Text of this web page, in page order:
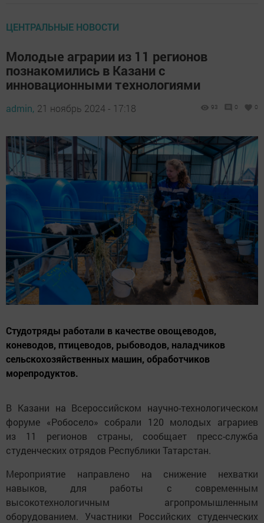
ЦЕНТРАЛЬНЫЕ НОВОСТИ
Молодые аграрии из 11 регионов
познакомились в Казани с
инновационными технологиями
admin, 21 ноябрь 2024 - 17:18 93 0 0
Студотряды работали в качестве овощеводов,
коневодов, птицеводов, рыбоводов, наладчиков
сельскохозяйственных машин, обработчиков
морепродуктов.
В Казани на Всероссийском научно-технологическом
форуме «Робосело» собрали 120 молодых аграриев
из 11 регионов страны, сообщает пресс-служба
студенческих отрядов Республики Татарстан.
Мероприятие направлено на снижение нехватки
навыков, для работы с современным
высокотехнологичным агропромышленным
оборудованием. Участники Российских студенческих